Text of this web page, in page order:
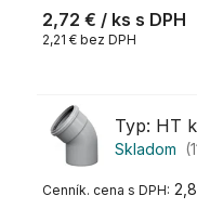
2,72 € / ks
2,21 € bez DPH
Typ: HT
Skladom